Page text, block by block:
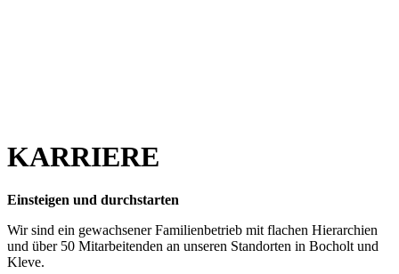
KARRIERE
Einsteigen und durchstarten
Wir sind ein gewachsener Familienbetrieb mit flachen Hierarchien
und über 50 Mitarbeitenden an unseren Standorten in Bocholt und
Kleve.